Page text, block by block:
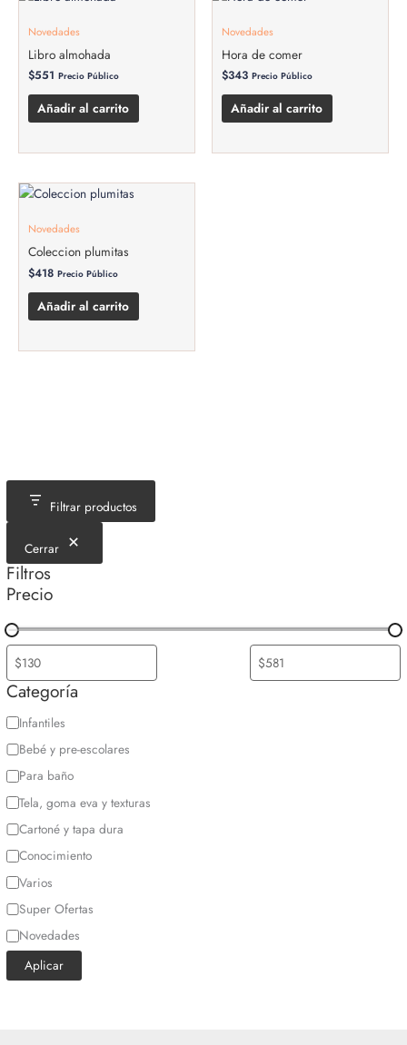
Filtrar productos
Cerrar
Filtros
Precio
Categoría
C
a
t
e
g
r
í
a
Infantiles
Bebé y pre-escolares
Para baño
Tela, goma eva y texturas
Cartoné y tapa dura
Conocimiento
Varios
Super Ofertas
Novedades
Aplicar
Novedades
Libro almohada
$551 Precio Público
Añadir al carrito
Novedades
Hora de comer
$343 Precio Público
Añadir al carrito
Novedades
Coleccion plumitas
$418 Precio Público
Añadir al carrito